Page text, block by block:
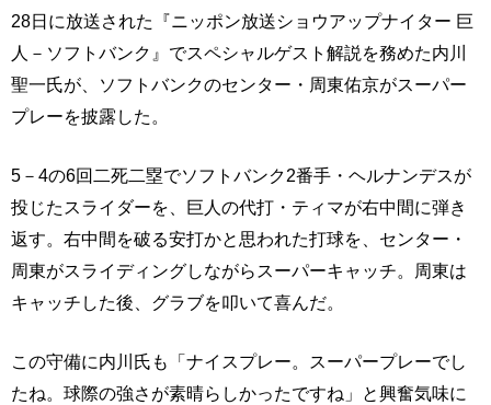
28日に放送された『ニッポン放送ショウアップナイター 巨
人－ソフトバンク』でスペシャルゲスト解説を務めた内川
聖一氏が、ソフトバンクのセンター・周東佑京がスーパー
プレーを披露した。
5－4の6回二死二塁でソフトバンク2番手・ヘルナンデスが
投じたスライダーを、巨人の代打・ティマが右中間に弾き
返す。右中間を破る安打かと思われた打球を、センター・
周東がスライディングしながらスーパーキャッチ。周東は
キャッチした後、グラブを叩いて喜んだ。
この守備に内川氏も「ナイスプレー。スーパープレーでし
たね。球際の強さが素晴らしかったですね」と興奮気味に